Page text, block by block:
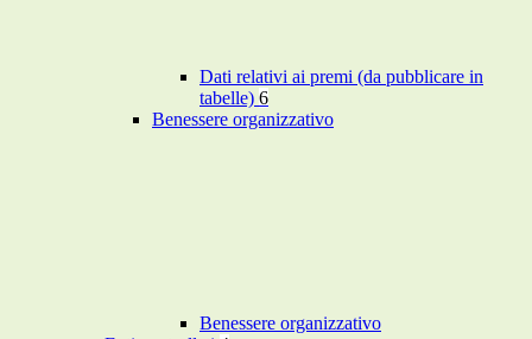
Dati relativi ai premi (da pubblicare in
tabelle) 6
Benessere organizzativo
Benessere organizzativo